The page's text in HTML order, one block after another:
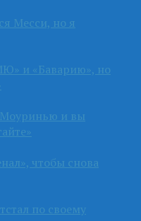
Месси, но я
и «Баварию», но
Моуринью и вы
чтобы снова
по своему